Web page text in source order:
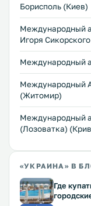
Борисполь (Киев)
Международный
Игоря
Международный
Международный
(Житомир)
Международный
(Лозоватка)
«УКРАИНА» В
Где